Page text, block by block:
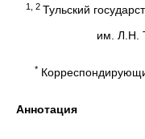
1, 2 Тульский
им. Л.Н.
*
Аннотация